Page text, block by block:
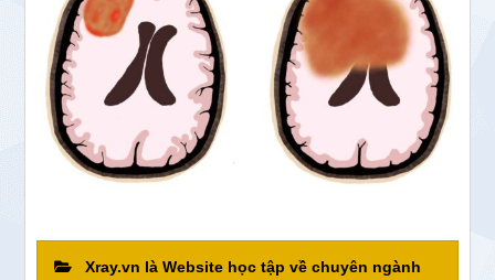
Xray.vn là Website học tập về chuyên ngành